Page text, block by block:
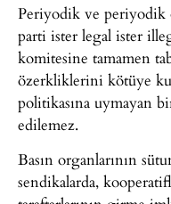
Periyodik ve periyodik
parti ister legal ister
komitesine tamamen
özerkliklerini kötüye
politikasına uymayan
edilemez.
Basın organlarının
sendikalarda,